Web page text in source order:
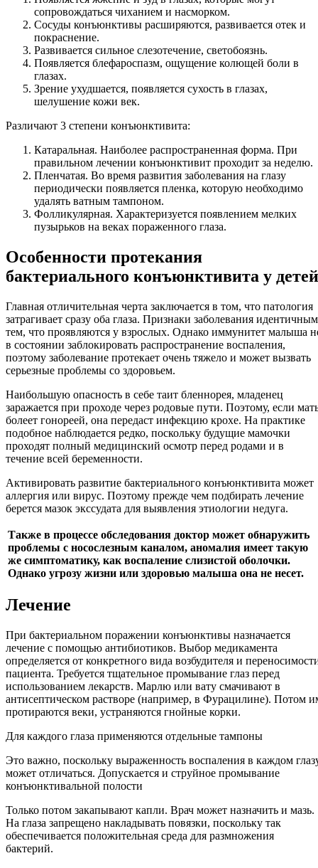
сопровождаться чиханием и насморком.
Сосуды конъюнктивы расширяются, развивается отек и
покраснение.
Развивается сильное слезотечение, светобоязнь.
Появляется блефароспазм, ощущение колющей боли в
глазах.
Зрение ухудшается, появляется сухость в глазах,
шелушение кожи век.
Различают 3 степени конъюнктивита:
Катаральная. Наиболее распространенная форма. При
правильном лечении конъюнктивит проходит за неделю.
Пленчатая. Во время развития заболевания на глазу
периодически появляется пленка, которую необходимо
удалять ватным тампоном.
Фолликулярная. Характеризуется появлением мелких
пузырьков на веках пораженного глаза.
Особенности протекания
бактериального конъюнктивита у детей
Главная отличительная черта заключается в том, что патология
затрагивает сразу оба глаза. Признаки заболевания идентичным
тем, что проявляются у взрослых. Однако иммунитет малыша
в состоянии заблокировать распространение воспаления,
поэтому заболевание протекает очень тяжело и может вызвать
серьезные проблемы со здоровьем.
Наибольшую опасность в себе таит бленнорея, младенец
заражается при проходе через родовые пути. Поэтому, если
болеет гонореей, она передаст инфекцию крохе. На практике
подобное наблюдается редко, поскольку будущие мамочки
проходят полный медицинский осмотр перед родами и в
течение всей беременности.
Активировать развитие бактериального конъюнктивита может
аллергия или вирус. Поэтому прежде чем подбирать лечение
берется мазок экссудата для выявления этиологии недуга.
Также в процессе обследования доктор может обнаружить
проблемы с носослезным каналом, аномалия имеет такую
же симптоматику, как воспаление слизистой оболочки.
Однако угрозу жизни или здоровью малыша она не несет.
Лечение
При бактериальном поражении конъюнктивы назначается
лечение с помощью антибиотиков. Выбор медикамента
определяется от конкретного вида возбудителя и
пациента. Требуется тщательное промывание глаз перед
использованием лекарств. Марлю или вату смачивают в
антисептическом растворе (например, в Фурацилине). Потом
протираются веки, устраняются гнойные корки.
Для каждого глаза применяются отдельные тампоны
Это важно, поскольку выраженность воспаления в каждом
может отличаться. Допускается и струйное промывание
конъюнктивальной полости
Только потом закапывают капли. Врач может назначить и мазь.
На глаза запрещено накладывать повязки, поскольку так
обеспечивается положительная среда для размножения
бактерий.